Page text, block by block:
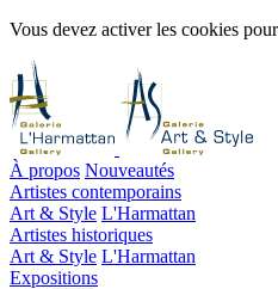
Vous devez activer les cookies
À propos Nouveautés
Artistes contemporains
Art & Style L'Harmattan
Artistes historiques
Art & Style L'Harmattan
Expositions